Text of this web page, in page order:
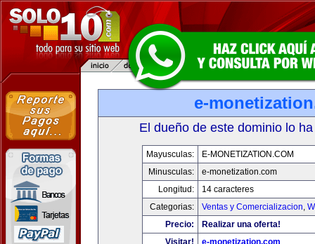
e-
El dueño de este dominio lo
Mayusculas:
E-MONETIZATION.COM
Minusculas:
e-monetization.com
Longitud:
14 caracteres
Categorias:
Ventas y Comercializacion,
Precio:
Realizar una oferta!
Visitar!
e-monetization.com